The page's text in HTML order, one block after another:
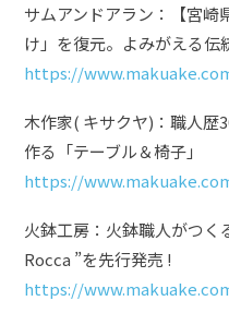
サムアンドアラン：【宮崎
け」を復元。よみがえる伝
https://
木作家( キサクヤ)：職人歴
作る「テーブル＆椅子」
https://
火鉢工房：火鉢職人がつく
Rocca ”を先行発売 !
https://